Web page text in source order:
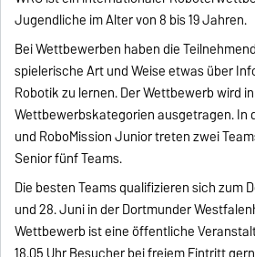
Jugendliche im Alter von 8 bis 19 Jahren.
Bei Wettbewerben haben die
spielerische Art und Weise etwas über
Robotik zu lernen. Der Wettbewerb wird
Wettbewerbskategorien ausgetragen. In
und RoboMission Junior treten zwei
Senior fünf Teams.
Die besten Teams qualifizieren sich zum
und 28. Juni in der Dortmunder
Wettbewerb ist eine öffentliche